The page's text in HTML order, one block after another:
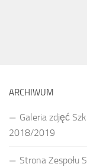
ARCHIWUM
Galeria zdjęć
2018/2019
Strona Zespołu